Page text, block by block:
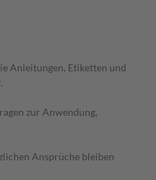
Anleitungen, Etiketten und
zur Anwendung,
Ansprüche bleiben